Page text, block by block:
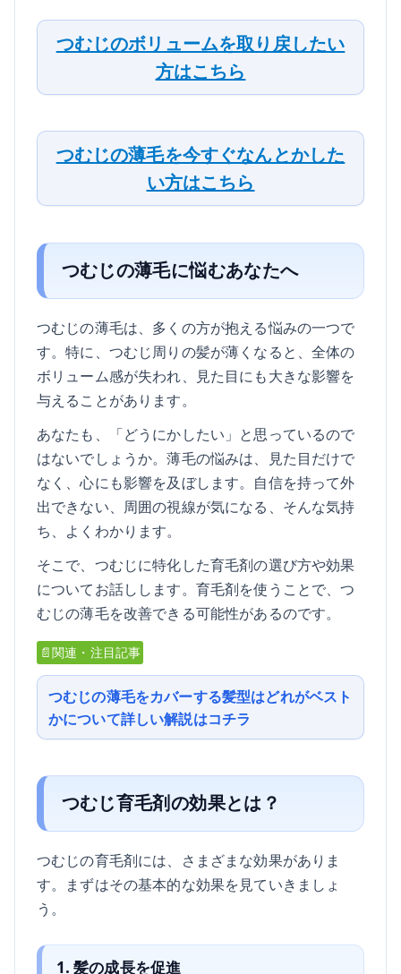
つむじのボリュームを取り戻したい
方はこちら
つむじの薄毛を今すぐなんとかした
い方はこちら
つむじの薄毛に悩むあなたへ
つむじの薄毛は、多くの方が抱える悩みの一つで
す。特に、つむじ周りの髪が薄くなると、全体の
ボリューム感が失われ、見た目にも大きな影響を
与えることがあります。
あなたも、「どうにかしたい」と思っているので
はないでしょうか。薄毛の悩みは、見た目だけで
なく、心にも影響を及ぼします。自信を持って外
出できない、周囲の視線が気になる、そんな気持
ち、よくわかります。
そこで、つむじに特化した育毛剤の選び方や効果
についてお話しします。育毛剤を使うことで、つ
むじの薄毛を改善できる可能性があるのです。
📄関連・注目記事
つむじの薄毛をカバーする髪型はどれがベスト
かについて詳しい解説はコチラ
つむじ育毛剤の効果とは？
つむじの育毛剤には、さまざまな効果がありま
す。まずはその基本的な効果を見ていきましょ
う。
1. 髪の成長を促進